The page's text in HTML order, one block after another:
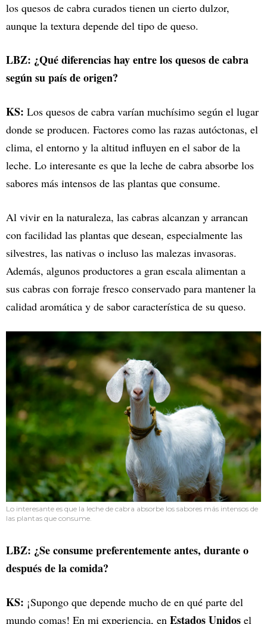
los quesos de cabra curados tienen un cierto dulzor,
aunque la textura depende del tipo de queso.
LBZ: ¿Qué diferencias hay entre los quesos de cabra
según su país de origen?
KS: Los quesos de cabra varían muchísimo según el lugar
donde se producen. Factores como las razas autóctonas, el
clima, el entorno y la altitud influyen en el sabor de la
leche. Lo interesante es que la leche de cabra absorbe los
sabores más intensos de las plantas que consume.
Al vivir en la naturaleza, las cabras alcanzan y arrancan
con facilidad las plantas que desean, especialmente las
silvestres, las nativas o incluso las malezas invasoras.
Además, algunos productores a gran escala alimentan a
sus cabras con forraje fresco conservado para mantener la
calidad aromática y de sabor característica de su queso.
Lo interesante es que la leche de cabra absorbe los sabores más intensos de
las plantas que consume.
LBZ: ¿Se consume preferentemente antes, durante o
después de la comida?
KS: ¡Supongo que depende mucho de en qué parte del
mundo comas! En mi experiencia, en Estados Unidos el